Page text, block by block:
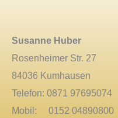
Susanne Huber
Rosenheimer Str. 27
84036 Kumhausen
Telefon: 0871 97695074
Mobil: 0152 04890800